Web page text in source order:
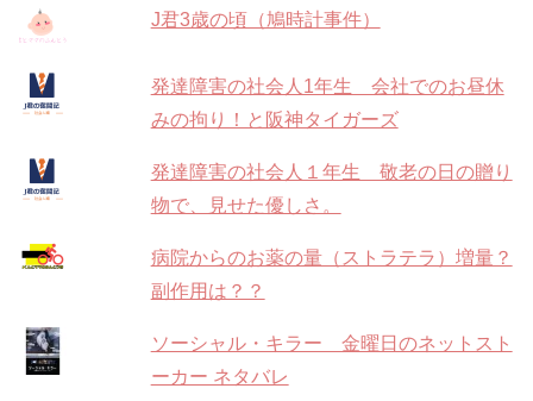
J君3歳の頃（鳩時計事件）
発達障害の社会人1年生 会社でのお昼休
みの拘り！と阪神タイガーズ
発達障害の社会人１年生 敬老の日の贈り
物で、見せた優しさ。
病院からのお薬の量（ストラテラ）増量？
副作用は？？
ソーシャル・キラー 金曜日のネットスト
ーカー ネタバレ